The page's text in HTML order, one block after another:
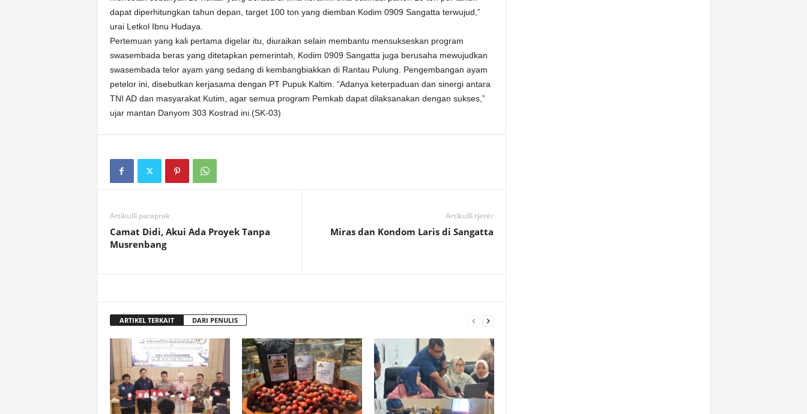
dapat diperhitungkan tahun depan, target 100 ton yang diemban Kodim 0909 Sangatta terwujud,”
urai Letkol Ibnu Hudaya.
Pertemuan yang kali pertama digelar itu, diuraikan selain membantu mensukseskan program
swasembada beras yang ditetapkan pemerintah, Kodim 0909 Sangatta juga berusaha mewujudkan
swasembada telor ayam yang sedang di kembangbiakkan di Rantau Pulung. Pengembangan ayam
petelor ini, disebutkan kerjasama dengan PT Pupuk Kaltim. “Adanya keterpaduan dan sinergi antara
TNI AD dan masyarakat Kutim, agar semua program Pemkab dapat dilaksanakan dengan sukses,”
ujar mantan Danyom 303 Kostrad ini.(SK-03)
Artikulli paraprak
Camat Didi, Akui Ada Proyek Tanpa
Musrenbang
Artikulli tjetër
Miras dan Kondom Laris di Sangatta
ARTIKEL TERKAIT DARI PENULIS